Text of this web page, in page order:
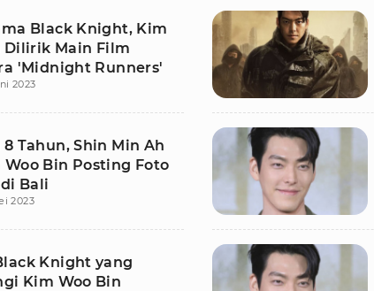
Black Knight, Kim
Dilirik Main Film
'Midnight Runners'
2023
8 Tahun, Shin Min Ah
Woo Bin Posting Foto
Bali
2023
Knight yang
Kim Woo Bin